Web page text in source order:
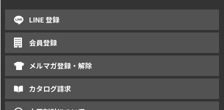
LINE 登録
会員登録
メルマガ登録・解除
カタログ請求